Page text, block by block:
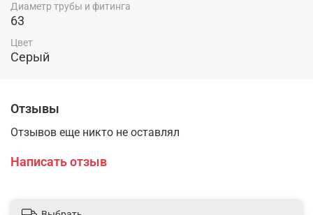
Диаметр трубы и фитинга
63
Цвет
Серый
Отзывы
Отзывов еще никто не оставлял
Написать отзыв